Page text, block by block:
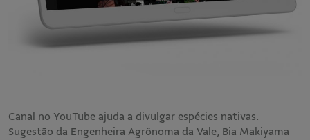
Canal no YouTube ajuda a divulgar espécies nativas.
Sugestão da Engenheira Agrônoma da Vale, Bia Makiyama